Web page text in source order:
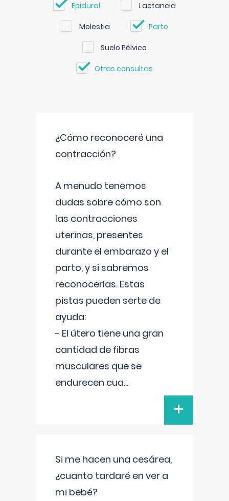
Epidural Lactancia
Molestia Parto
Suelo Pélvico
Otras consultas
¿Cómo reconoceré una
contracción?
A menudo tenemos
dudas sobre cómo son
las contracciones
uterinas, presentes
durante el embarazo y el
parto, y si sabremos
reconocerlas. Estas
pistas pueden serte de
ayuda:
- El útero tiene una gran
cantidad de fibras
musculares que se
endurecen cua...
+
Si me hacen una cesárea,
¿cuanto tardaré en ver a
mi bebé?